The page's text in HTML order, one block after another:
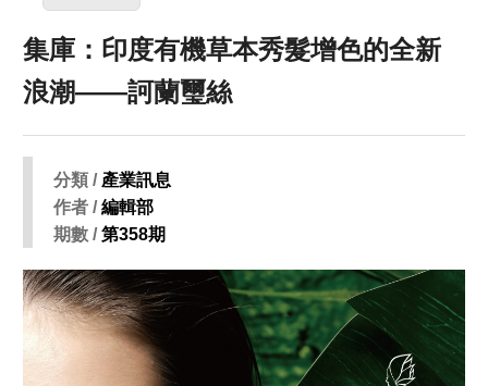
集庫：印度有機草本秀髮增色的全新
浪潮——訶蘭璽絲
分類 / 產業訊息
作者 /編輯部
期數 /第358期